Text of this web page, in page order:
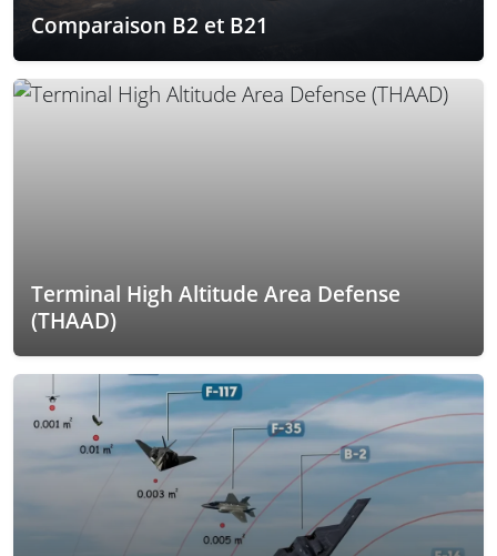
Comparaison B2 et B21
Terminal High Altitude Area Defense
(THAAD)